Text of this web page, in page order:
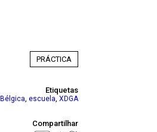
PRÁCTICA
Etiquetas
Bélgica, escuela, XDGA
Compartilhar